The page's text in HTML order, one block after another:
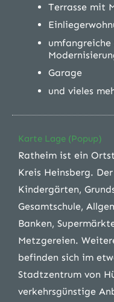
Terrasse mit
umfangreiche
Garage
und vieles
Karte Lage (Popup)
Ratheim ist ein
Kreis Heinsberg.
Kindergärten,
Gesamtschule,
Banken,
Metzgereien.
befinden sich im
Stadtzentrum von
verkehrsgünstige